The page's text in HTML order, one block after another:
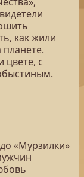
как жили
цвете, с
«Мурзилки»